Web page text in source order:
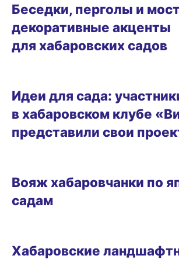
Беседки, перголы и
декоративные акценты
для хабаровских садов
Идеи для сада:
в хабаровском клубе
представили свои
Вояж хабаровчанки по
садам
Хабаровские